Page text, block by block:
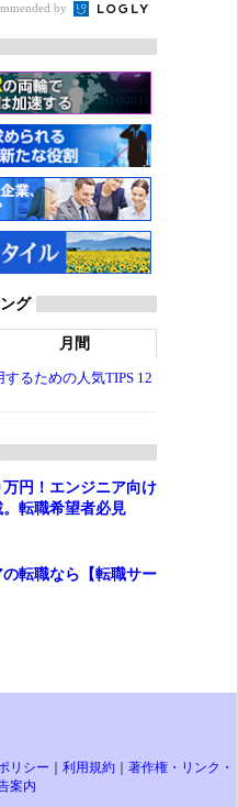
by
グ
月間
るための人気TIPS 12
円！エンジニア向け
転職希望者必見
転職なら【転職サー
リシー ｜ 利用規約 ｜ 著作権・リンク・
案内